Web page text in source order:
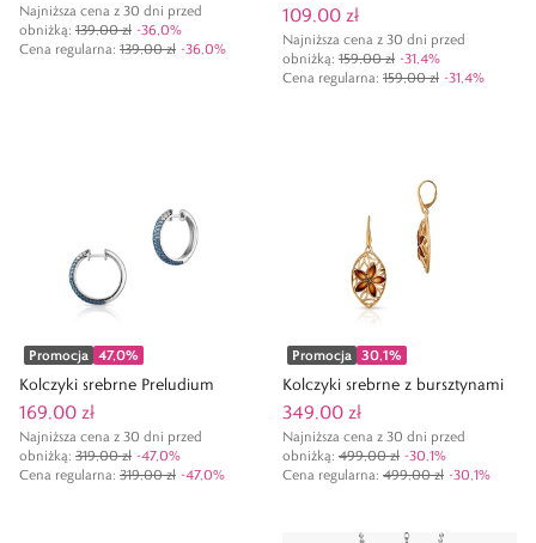
Najniższa cena z 30 dni przed
obniżką: 139,00 zł -36,0%
Cena regularna: 139,00 zł -36,0%
109,00 zł
Najniższa cena z 30 dni przed
obniżką: 159,00 zł -31,4%
Cena regularna: 159,00 zł -31,4%
Promocja 47,0%
Kolczyki srebrne Preludium
169,00 zł
Najniższa cena z 30 dni przed
obniżką: 319,00 zł -47,0%
Cena regularna: 319,00 zł -47,0%
Promocja 30,1%
Kolczyki srebrne z bursztynami
349,00 zł
Najniższa cena z 30 dni przed
obniżką: 499,00 zł -30,1%
Cena regularna: 499,00 zł -30,1%